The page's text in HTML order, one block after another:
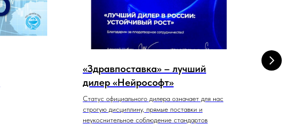
«Здравпоставка» – лучший
дилер «Нейрософт»
Статус официального дилера означает для нас
строгую дисциплину, прямые поставки и
неукоснительное соблюдение стандартов